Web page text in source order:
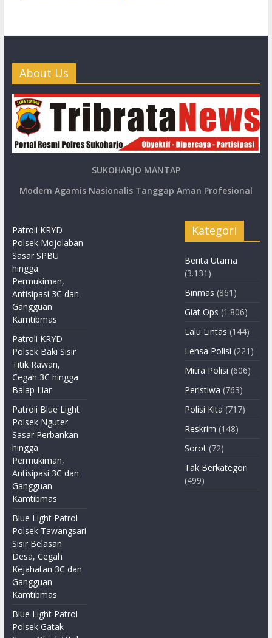
About Us
SUKOHARJO MANTAP
Modern Agamis Nasionalis Tanggap Aman Profesional
Patroli KRYD
Polsek Mojolaban
Sasar SPBU
hingga
Permukiman,
Antisipasi 3C dan
Gangguan
Kamtibmas
Patroli KRYD
Polsek Baki Sisir
Titik Rawan,
Cegah 3C hingga
Balap Liar
Patroli Blue Light
Polsek Nguter
Sasar Perbankan
hingga
Permukiman,
Antisipasi 3C dan
Gangguan
Kamtibmas
Blue Light Patrol
Polsek Tawangsari
Sisir Belasan
Desa, Cegah
Kejahatan 3C dan
Gangguan
Kamtibmas
Blue Light Patrol
Polsek Gatak
Kategori
Berita Utama
(3.131)
Binmas (861)
Giat Ops (1.806)
Lalu Lintas (144)
Lensa Polisi (221)
Mitra Polisi (606)
Peristiwa (763)
Polisi Kita (717)
Reskrim (148)
Sorot (72)
Tak Berkategori
(499)